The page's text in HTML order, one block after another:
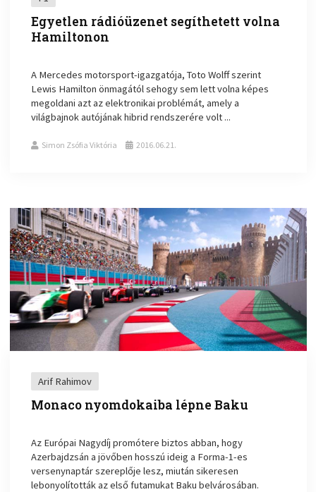
Egyetlen rádióüzenet segíthetett volna
Hamiltonon
A Mercedes motorsport-igazgatója, Toto Wolff szerint
Lewis Hamilton önmagától sehogy sem lett volna képes
megoldani azt az elektronikai problémát, amely a
világbajnok autójának hibrid rendszerére volt ...
Simon Zsófia Viktória 2016.06.21.
Arif Rahimov
Monaco nyomdokaiba lépne Baku
Az Európai Nagydíj promótere biztos abban, hogy
Azerbajdzsán a jövőben hosszú ideig a Forma-1-es
versenynaptár szereplője lesz, miután sikeresen
lebonyolították az első futamukat Baku belvárosában.